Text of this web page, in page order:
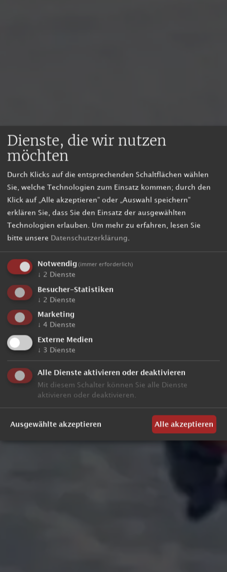
Dienste, die wir nutzen
möchten
Durch Klicks auf die entsprechenden Schaltflächen wählen
Sie, welche Technologien zum Einsatz kommen; durch den
Klick auf „Alle akzeptieren“ oder „Auswahl speichern“
erklären Sie, dass Sie den Einsatz der ausgewählten
Technologien erlauben.
Um mehr zu erfahren, lesen Sie
bitte unsere
Datenschutzerklärung
Notwendig (immer erforderlich)
↓ 2 Dienste
Besucher-Statistiken
↓ 2 Dienste
Marketing
↓ 4 Dienste
Externe Medien
↓ 3 Dienste
Alle Dienste aktivieren oder deaktivieren
Mit diesem Schalter können Sie alle Dienste
aktivieren oder deaktivieren.
Ausgewählte akzeptieren Alle akzeptieren